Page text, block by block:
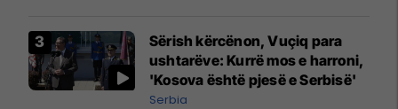
Sërish kërcënon, Vuçiq para
ushtarëve: Kurrë mos e harroni,
'Kosova është pjesë e Serbisë'
Serbia